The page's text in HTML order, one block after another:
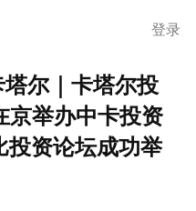
登录
尔｜卡塔尔投
京举办中卡投资
投资论坛成功举